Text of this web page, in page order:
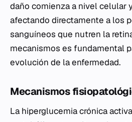
daño comienza a nivel celular
afectando directamente a los
sanguíneos que nutren la
mecanismos es fundamental
evolución de la enfermedad.
Mecanismos
La hiperglucemia crónica